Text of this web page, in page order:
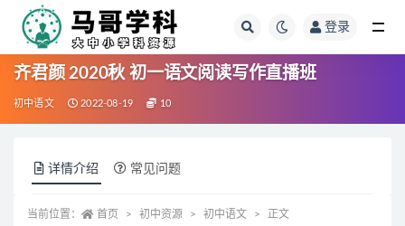
登录
齐君颜 2020秋 初一语文阅读写作直播班
初中语文 2022-08-19 10
详情介绍 常见问题
当前位置： 首页 初中资源 初中语文 正文
全部